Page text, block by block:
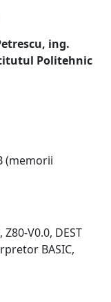
ing.
Politehnic
(memorii
V0.0, DEST
BASIC,